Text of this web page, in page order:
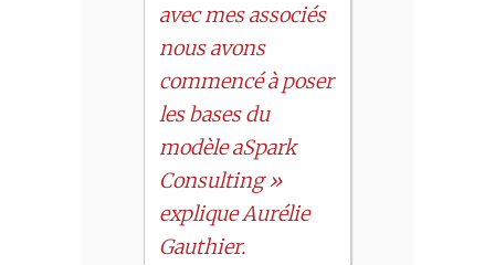
avec mes associés
nous avons
commencé à poser
les bases du
modèle aSpark
Consulting »
explique Aurélie
Gauthier.